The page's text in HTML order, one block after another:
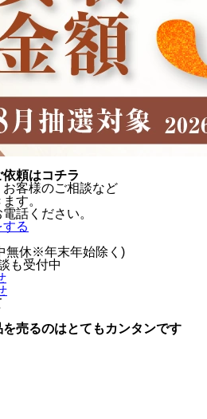
頼はコチラ
客様のご相談など
す。
話ください。
る
無休※年末年始除く)
も受付中
を売るのはとても カンタンです